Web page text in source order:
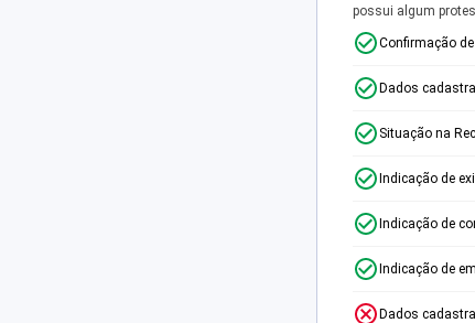
possui algum
Confirmação
Dados
Situação na
Indicação de
Indicação de
Indicação de
Dados